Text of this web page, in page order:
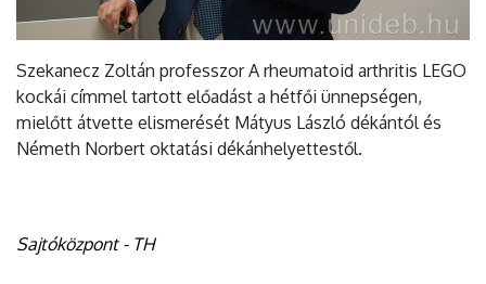
Szekanecz Zoltán professzor A rheumatoid arthritis LEGO
kockái címmel tartott előadást a hétfői ünnepségen,
mielőtt átvette elismerését Mátyus László dékántól és
Németh Norbert oktatási dékánhelyettestől.
Sajtóközpont - TH